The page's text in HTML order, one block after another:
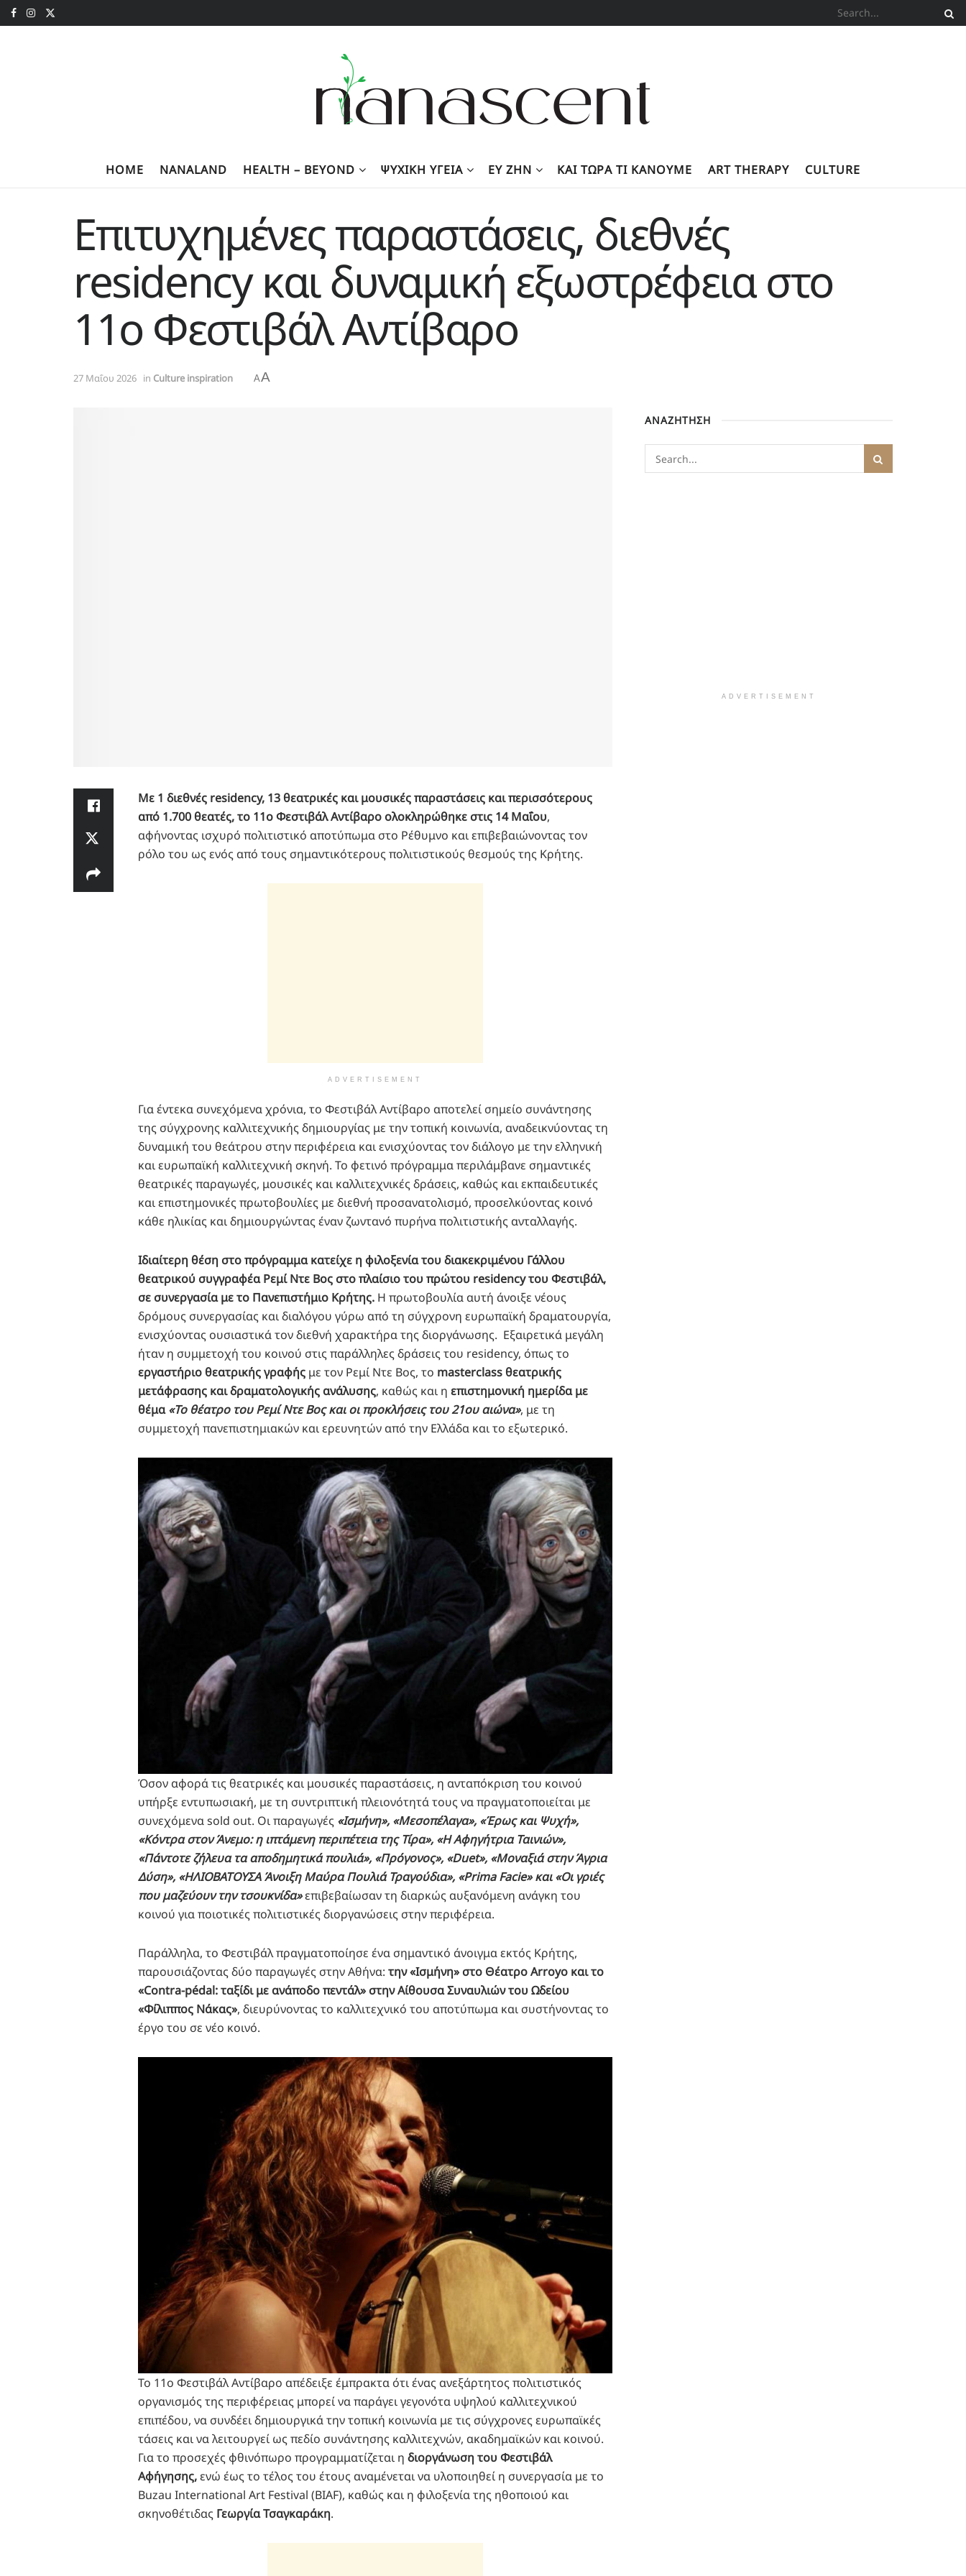
HOME NANALAND HEALTH – BEYOND ΨΥΧΙΚΉ ΥΓΕΊΑ ΕΥ ΖΗΝ KΑΙ ΤΏΡΑ ΤΙ ΚΆΝΟΥΜΕ ART THERAPY CULTURE
Επιτυχημένες παραστάσεις, διεθνές
residency και δυναμική εξωστρέφεια στο
11ο Φεστιβάλ Αντίβαρο
27 Μαΐου 2026 in Culture inspiration AA
Με 1 διεθνές residency, 13 θεατρικές και μουσικές παραστάσεις και περισσότερους
από 1.700 θεατές, το 11ο Φεστιβάλ Αντίβαρο ολοκληρώθηκε στις 14 Μαΐου,
αφήνοντας ισχυρό πολιτιστικό αποτύπωμα στο Ρέθυμνο και επιβεβαιώνοντας τον
ρόλο του ως ενός από τους σημαντικότερους πολιτιστικούς θεσμούς της Κρήτης.
ADVERTISEMENT
Για έντεκα συνεχόμενα χρόνια, το Φεστιβάλ Αντίβαρο αποτελεί σημείο συνάντησης
της σύγχρονης καλλιτεχνικής δημιουργίας με την τοπική κοινωνία, αναδεικνύοντας τη
δυναμική του θεάτρου στην περιφέρεια και ενισχύοντας τον διάλογο με την ελληνική
και ευρωπαϊκή καλλιτεχνική σκηνή. Το φετινό πρόγραμμα περιλάμβανε σημαντικές
θεατρικές παραγωγές, μουσικές και καλλιτεχνικές δράσεις, καθώς και εκπαιδευτικές
και επιστημονικές πρωτοβουλίες με διεθνή προσανατολισμό, προσελκύοντας κοινό
κάθε ηλικίας και δημιουργώντας έναν ζωντανό πυρήνα πολιτιστικής ανταλλαγής.
Ιδιαίτερη θέση στο πρόγραμμα κατείχε η φιλοξενία του διακεκριμένου Γάλλου
θεατρικού συγγραφέα Ρεμί Ντε Βος στο πλαίσιο του πρώτου residency του Φεστιβάλ,
σε συνεργασία με το Πανεπιστήμιο Κρήτης. Η πρωτοβουλία αυτή άνοιξε νέους
δρόμους συνεργασίας και διαλόγου γύρω από τη σύγχρονη ευρωπαϊκή δραματουργία,
ενισχύοντας ουσιαστικά τον διεθνή χαρακτήρα της διοργάνωσης. Εξαιρετικά μεγάλη
ήταν η συμμετοχή του κοινού στις παράλληλες δράσεις του residency, όπως το
εργαστήριο θεατρικής γραφής με τον Ρεμί Ντε Βος, το masterclass θεατρικής
μετάφρασης και δραματολογικής ανάλυσης, καθώς και η επιστημονική ημερίδα με
θέμα«Το θέατρο του Ρεμί Ντε Βος και οι προκλήσεις του 21ου αιώνα», με τη
συμμετοχή πανεπιστημιακών και ερευνητών από την Ελλάδα και το εξωτερικό.
Όσον αφορά τις θεατρικές και μουσικές παραστάσεις, η ανταπόκριση του κοινού
υπήρξε εντυπωσιακή, με τη συντριπτική πλειονότητά τους να πραγματοποιείται με
συνεχόμενα sold out. Οι παραγωγές «Ισμήνη», «Μεσοπέλαγα», «Έρως και Ψυχή»,
«Κόντρα στον Άνεμο: η ιπτάμενη περιπέτεια της Τίρα», «Η Αφηγήτρια Ταινιών»,
«Πάντοτε ζήλευα τα αποδημητικά πουλιά», «Πρόγονος», «Duet», «Μοναξιά στην Άγρια
Δύση», «ΗΛΙΟΒΑΤΟΥΣΑ Άνοιξη Μαύρα Πουλιά Τραγούδια», «Prima Facie» και «Οι γριές
που μαζεύουν την τσουκνίδα»επιβεβαίωσαν τη διαρκώς αυξανόμενη ανάγκη του
κοινού για ποιοτικές πολιτιστικές διοργανώσεις στην περιφέρεια.
Παράλληλα, το Φεστιβάλ πραγματοποίησε ένα σημαντικό άνοιγμα εκτός Κρήτης,
παρουσιάζοντας δύο παραγωγές στην Αθήνα: την «Ισμήνη» στο Θέατρο Arroyo και το
«Contra-pédal: ταξίδι με ανάποδο πεντάλ» στην Αίθουσα Συναυλιών του Ωδείου
«Φίλιππος Νάκας», διευρύνοντας το καλλιτεχνικό του αποτύπωμα και συστήνοντας το
έργο του σε νέο κοινό.
Το 11ο Φεστιβάλ Αντίβαρο απέδειξε έμπρακτα ότι ένας ανεξάρτητος πολιτιστικός
οργανισμός της περιφέρειας μπορεί να παράγει γεγονότα υψηλού καλλιτεχνικού
επιπέδου, να συνδέει δημιουργικά την τοπική κοινωνία με τις σύγχρονες ευρωπαϊκές
τάσεις και να λειτουργεί ως πεδίο συνάντησης καλλιτεχνών, ακαδημαϊκών και κοινού.
Για το προσεχές φθινόπωρο προγραμματίζεται η διοργάνωση του Φεστιβάλ
Αφήγησης,ενώ έως το τέλος του έτους αναμένεται να υλοποιηθεί η συνεργασία με το
Buzau International Art Festival (BIAF), καθώς και η φιλοξενία της ηθοποιού και
σκηνοθέτιδας Γεωργία Τσαγκαράκη.
ΑΝΑΖΗΤΗΣΗ
ADVERTISEMENT